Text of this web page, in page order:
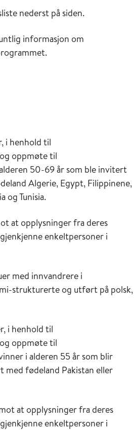
nederst på siden.
informasjon om
i henhold til
oppmøte til
50-69 år som ble invitert
Algerie, Egypt, Filippinene,
og Tunisia.
at opplysninger fra deres
enkeltpersoner i
med innvandrere i
strukturerte og utført på polsk,
i henhold til
oppmøte til
i alderen 55 år som blir
fødeland Pakistan eller
at opplysninger fra deres
enkeltpersoner i